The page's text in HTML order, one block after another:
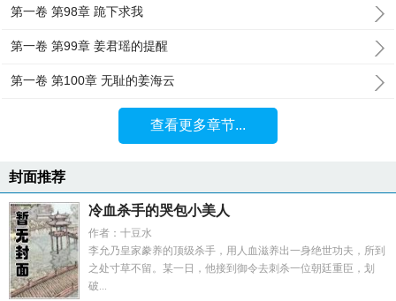
第一卷 第98章 跪下求我
第一卷 第99章 姜君瑶的提醒
第一卷 第100章 无耻的姜海云
查看更多章节...
封面推荐
冷血杀手的哭包小美人
作者：十豆水
李允乃皇家豢养的顶级杀手，用人血滋养出一身绝世功夫，所到
之处寸草不留。某一日，他接到御令去刺杀一位朝廷重臣，划
破...